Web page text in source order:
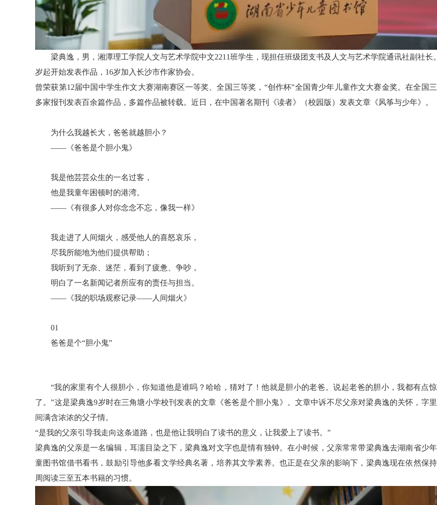
梁典逸，男，湘潭理工学院人文与艺术学院中文2211班学生，现担任班级团支书及人文与艺术学院通讯社副社长
岁起开始发表作品，16岁加入长沙市作家协会。
曾荣获第12届中国中学生作文大赛湖南赛区一等奖、全国三等奖，“创作杯”全国青少年儿童作文大赛金奖。在全国
多家报刊发表百余篇作品，多篇作品被转载。近日，在中国著名期刊《读者》（校园版）发表文章《风筝与少年》。
为什么我越长大，爸爸就越胆小？
——《爸爸是个胆小鬼》
我是他芸芸众生的一名过客，
他是我童年困顿时的港湾。
——《有很多人对你念念不忘，像我一样》
我走进了人间烟火，感受他人的喜怒哀乐，
尽我所能地为他们提供帮助；
我听到了无奈、迷茫，看到了疲惫、争吵，
明白了一名新闻记者所应有的责任与担当。
——《我的职场观察记录——人间烟火》
01
爸爸是个“胆小鬼”
“我的家里有个人很胆小，你知道他是谁吗？哈哈，猜对了！他就是胆小的老爸。说起老爸的胆小，我都有点
了。”这是梁典逸9岁时在三角塘小学校刊发表的文章《爸爸是个胆小鬼》。文章中诉不尽父亲对梁典逸的关怀，字
间满含浓浓的父子情。
“是我的父亲引导我走向这条道路，也是他让我明白了读书的意义，让我爱上了读书。”
梁典逸的父亲是一名编辑，耳濡目染之下，梁典逸对文字也是情有独钟。在小时候，父亲常常带梁典逸去湖南省少
童图书馆借书看书，鼓励引导他多看文学经典名著，培养其文学素养。也正是在父亲的影响下，梁典逸现在依然保
周阅读三至五本书籍的习惯。